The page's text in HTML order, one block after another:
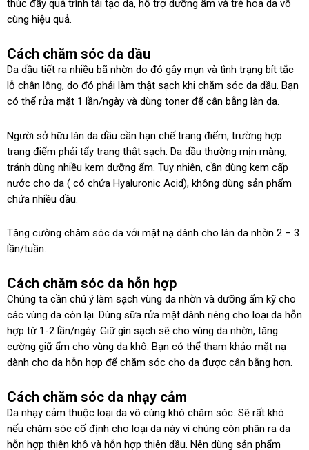
thúc đẩy quá trình tái tạo da, hỗ trợ dưỡng ẩm và trẻ hoa da vô
cùng hiệu quả.
Cách chăm sóc da dầu
Da dầu tiết ra nhiều bã nhờn do đó gây mụn và tình trạng bít tắc
lỗ chân lông, do đó phải làm thật sạch khi chăm sóc da dầu. Bạn
có thể rửa mặt 1 lần/ngày và dùng toner để cân bằng làn da.
Người sở hữu làn da dầu cần hạn chế trang điểm, trường hợp
trang điểm phải tẩy trang thật sạch. Da dầu thường mịn màng,
tránh dùng nhiều kem dưỡng ẩm. Tuy nhiên, cần dùng kem cấp
nước cho da ( có chứa Hyaluronic Acid), không dùng sản phẩm
chứa nhiều dầu.
Tăng cường chăm sóc da với mặt nạ dành cho làn da nhờn 2 – 3
lần/tuần.
Cách chăm sóc da hỗn hợp
Chúng ta cần chú ý làm sạch vùng da nhờn và dưỡng ẩm kỹ cho
các vùng da còn lại. Dùng sữa rửa mặt dành riêng cho loại da hỗn
hợp từ 1-2 lần/ngày. Giữ gìn sạch sẽ cho vùng da nhờn, tăng
cường giữ ẩm cho vùng da khô. Bạn có thể tham khảo mặt nạ
dành cho da hỗn hợp để chăm sóc cho da được cân bằng hơn.
Cách chăm sóc da nhạy cảm
Da nhạy cảm thuộc loại da vô cùng khó chăm sóc. Sẽ rất khó
nếu chăm sóc cố định cho loại da này vì chúng còn phân ra da
hỗn hợp thiên khô và hỗn hợp thiên dầu. Nên dùng sản phẩm